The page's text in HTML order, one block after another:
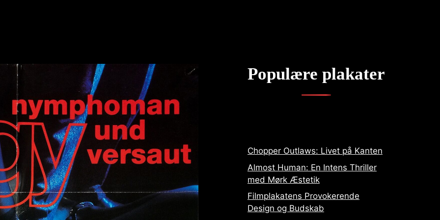
Populære plakater
Chopper Outlaws: Livet på Kanten
Almost Human: En Intens Thriller
med Mørk Æstetik
Filmplakatens Provokerende
Design og Budskab